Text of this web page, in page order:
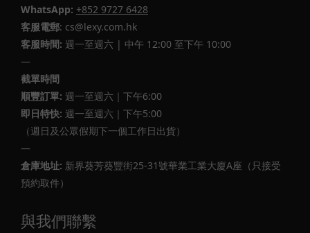
WhatsApp: +852 9727 6428
客服電郵: cs@lexy.com.hk
客服時間: 週一至週六 | 中午 12:00 至下午 10:00
—
截單時間
順豐訂單: 週一至週六｜下午6:00
即日特快: 週一至週六｜下午5:00
（週日及公眾假期下一個工作日出貨）
—
倉庫地址: 新界葵芳葵豐街25-31號華業工業大廈A座（只接受
預約取件）
與我們聯繫